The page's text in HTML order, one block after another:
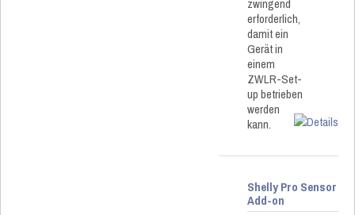
zwingend
erforderlich,
damit ein
Gerät in
einem
ZWLR-Set-
up betrieben
werden
kann.
Shelly Pro Sensor
Add-on